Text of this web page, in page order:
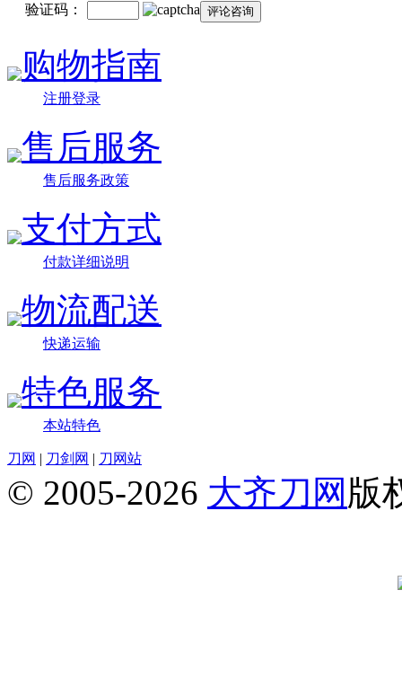
验证码：
购物指南
注册登录
售后服务
售后服务政策
支付方式
付款详细说明
物流配送
快递运输
特色服务
本站特色
刀网 | 刀剑网 | 刀网站
© 2005-2026 大齐刀网 版